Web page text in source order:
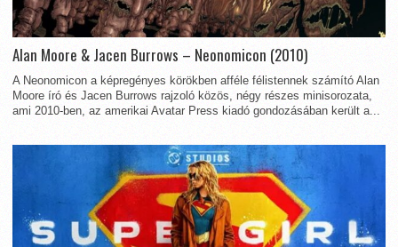
Alan Moore & Jacen Burrows – Neonomicon (2010)
A Neonomicon a képregényes körökben afféle félistennek számító Alan
Moore író és Jacen Burrows rajzoló közös, négy részes minisorozata,
ami 2010-ben, az amerikai Avatar Press kiadó gondozásában került a...